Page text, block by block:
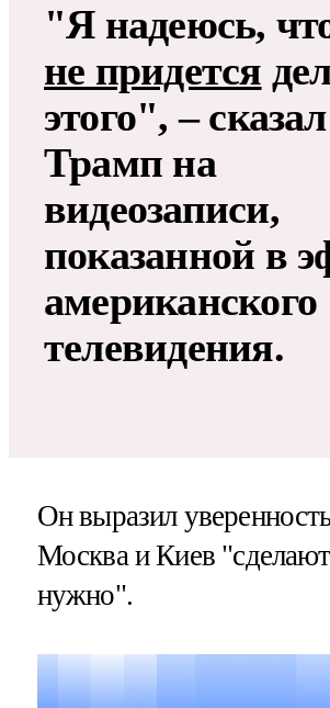
"Я надеюсь,
не придется
этого", – сказал
Трамп на
видеозаписи,
показанной в
американского
телевидения.
Он выразил
Москва и Киев
нужно".